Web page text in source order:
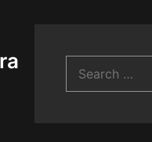
for: